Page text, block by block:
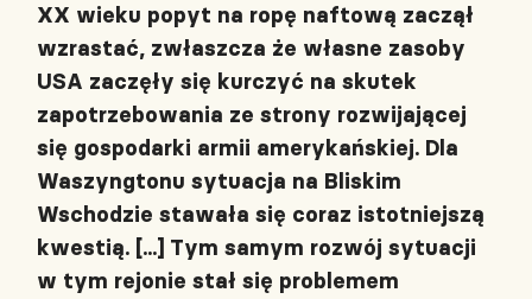
XX wieku popyt na ropę naftową zaczął
wzrastać, zwłaszcza że własne zasoby
USA zaczęły się kurczyć na skutek
zapotrzebowania ze strony rozwijającej
się gospodarki armii amerykańskiej. Dla
Waszyngtonu sytuacja na Bliskim
Wschodzie stawała się coraz istotniejszą
kwestią. [...] Tym samym rozwój sytuacji
w tym rejonie stał się problemem